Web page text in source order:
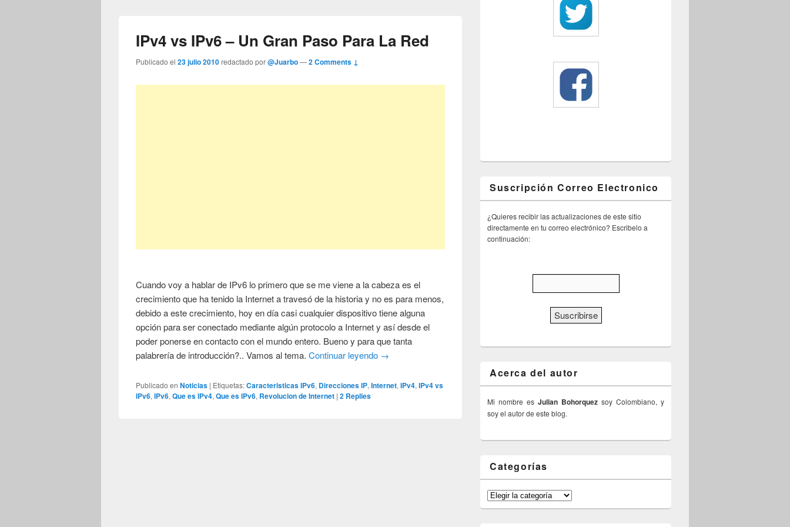
IPv4 vs IPv6 – Un Gran Paso Para La Red
Publicado el23 julio 2010redactado por@Juarbo—2 Comments ↓
Cuando voy a hablar de IPv6 lo primero que se me viene a la cabeza es el
crecimiento que ha tenido la Internet a travesó de la historia y no es para menos,
debido a este crecimiento, hoy en día casi cualquier dispositivo tiene alguna
opción para ser conectado mediante algún protocolo a Internet y así desde el
poder ponerse en contacto con el mundo entero. Bueno y para que tanta
palabrería de introducción?.. Vamos al tema.Continuar leyendo →
Publicado en Noticias | Etiquetas:Caracteristicas IPv6, Direcciones IP,Internet,IPv4,IPv4 vs
IPv6,IPv6,Que es IPv4,Que es IPv6, Revolucion de Internet |2 Replies
Suscripción Correo Electronico
¿Quieres recibir las actualizaciones de este sitio
directamente en tu correo electrónico? Escribelo a
continuación:
Acerca del autor
Mi nombre es Julian Bohorquez soy Colombiano, y
soy el autor de este blog.
Categorías
Categorías